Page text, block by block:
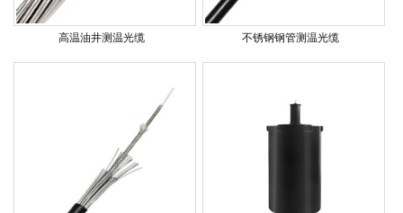
高温油井测温光缆 不锈钢钢管测温光缆